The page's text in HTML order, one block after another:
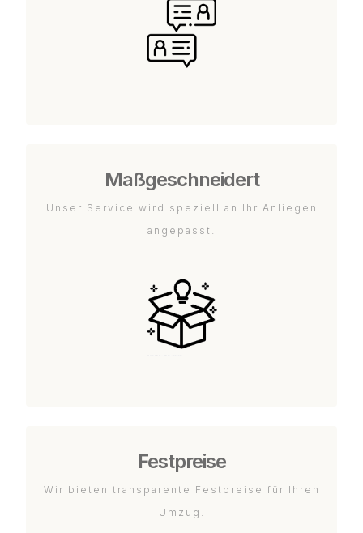
Maßgeschneidert
Unser Service wird speziell an Ihr Anliegen
angepasst.
Festpreise
Wir bieten transparente Festpreise für Ihren
Umzug.